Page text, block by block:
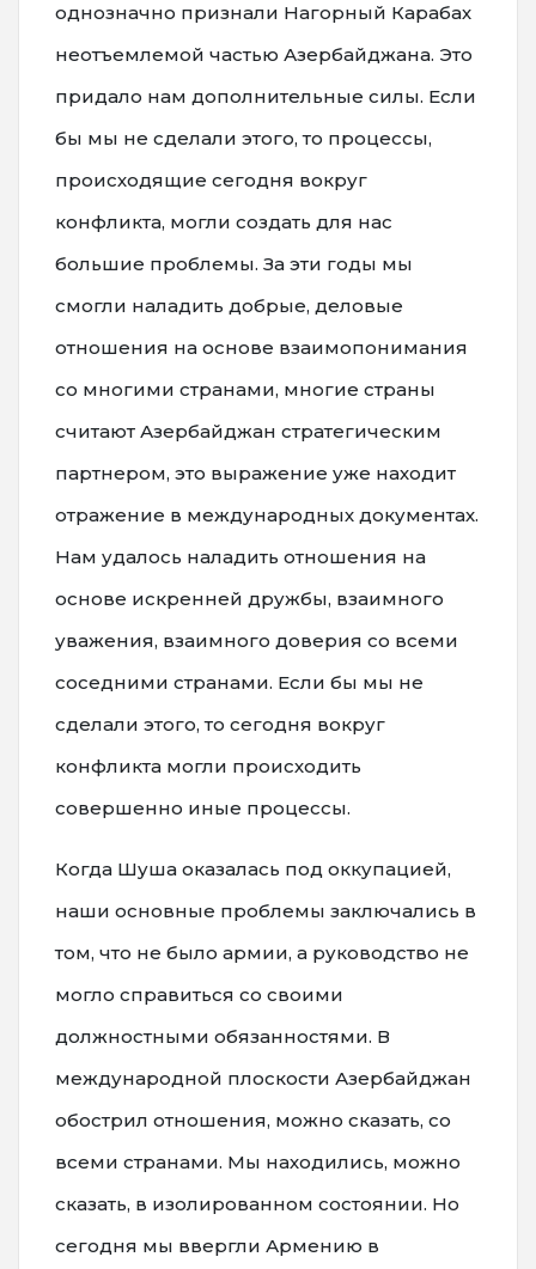
однозначно признали Нагорный Карабах
неотъемлемой частью Азербайджана. Это
придало нам дополнительные силы. Если
бы мы не сделали этого, то процессы,
происходящие сегодня вокруг
конфликта, могли создать для нас
большие проблемы. За эти годы мы
смогли наладить добрые, деловые
отношения на основе взаимопонимания
со многими странами, многие страны
считают Азербайджан стратегическим
партнером, это выражение уже находит
отражение в международных документах.
Нам удалось наладить отношения на
основе искренней дружбы, взаимного
уважения, взаимного доверия со всеми
соседними странами. Если бы мы не
сделали этого, то сегодня вокруг
конфликта могли происходить
совершенно иные процессы.
Когда Шуша оказалась под оккупацией,
наши основные проблемы заключались в
том, что не было армии, а руководство не
могло справиться со своими
должностными обязанностями. В
международной плоскости Азербайджан
обострил отношения, можно сказать, со
всеми странами. Мы находились, можно
сказать, в изолированном состоянии. Но
сегодня мы ввергли Армению в